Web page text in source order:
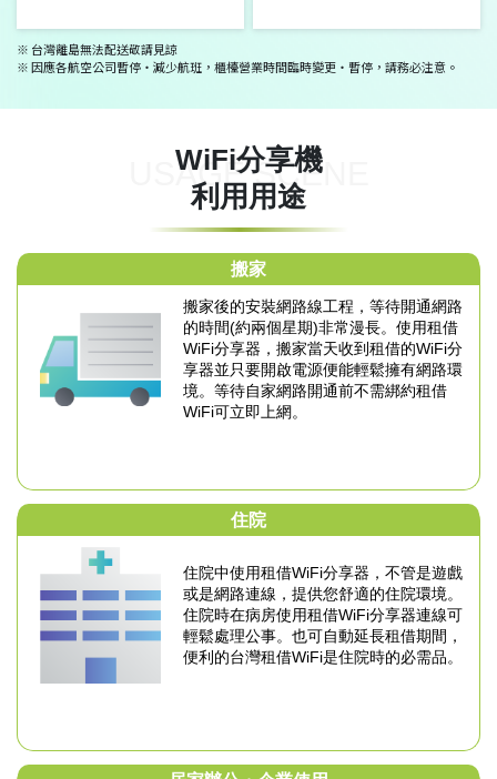
※ 台灣離島無法配送敬請見諒
※ 因應各航空公司暫停・減少航班，櫃檯營業時間臨時變更・暫停，請務必注意。
搬家
搬家後的安裝網路線工程，等待開通網路
的時間(約兩個星期)非常漫長。 使用租借
WiFi分享器，搬家當天收到租借的WiFi分
享器並只要開啟電源便能輕鬆擁有網路環
境。 等待自家網路開通前不需綁約租借
WiFi可立即上網。
USAGE SCENE
WiFi分享機
利用用途
住院
住院中使用租借WiFi分享器，不管是遊戲
或是網路連線，提供您舒適的住院環境。
住院時在病房使用租借WiFi分享器連線可
輕鬆處理公事。也可自動延長租借期間，
便利的台灣租借WiFi是住院時的必需品。